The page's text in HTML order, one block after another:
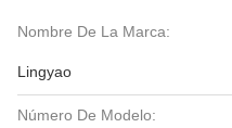
Nombre De La Marca:
Lingyao
Número De Modelo: